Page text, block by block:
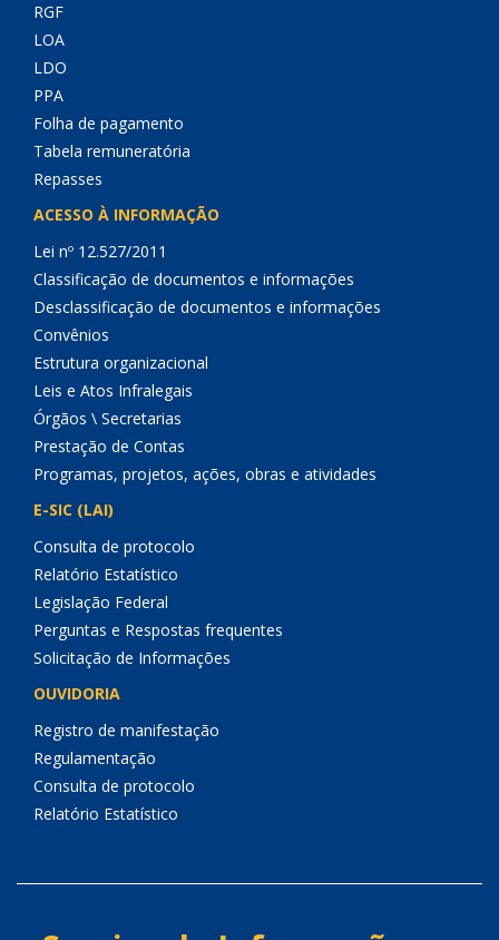
RGF
LOA
LDO
PPA
Folha de pagamento
Tabela remuneratória
Repasses
ACESSO À INFORMAÇÃO
Lei nº 12.527/2011
Classificação de documentos e informações
Desclassificação de documentos e informações
Convênios
Estrutura organizacional
Leis e Atos Infralegais
Órgãos \ Secretarias
Prestação de Contas
Programas, projetos, ações, obras e atividades
E-SIC (LAI)
Consulta de protocolo
Relatório Estatístico
Legislação Federal
Perguntas e Respostas frequentes
Solicitação de Informações
OUVIDORIA
Registro de manifestação
Regulamentação
Consulta de protocolo
Relatório Estatístico